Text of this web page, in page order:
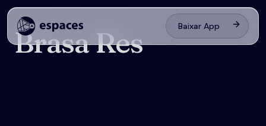
Baixar App
Brasa Res